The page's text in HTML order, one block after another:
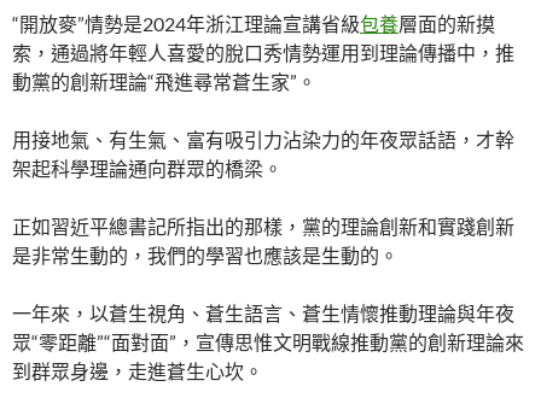
“開放麥”情勢是2024年浙江理論宣講省級包養層面的新摸
索，通過將年輕人喜愛的脫口秀情勢運用到理論傳播中，推
動黨的創新理論“飛進尋常蒼生家”。
用接地氣、有生氣、富有吸引力沾染力的年夜眾話語，才幹
架起科學理論通向群眾的橋梁。
正如習近平總書記所指出的那樣，黨的理論創新和實踐創新
是非常生動的，我們的學習也應該是生動的。
一年來，以蒼生視角、蒼生語言、蒼生情懷推動理論與年夜
眾“零距離”“面對面”，宣傳思惟文明戰線推動黨的創新理論來
到群眾身邊，走進蒼生心坎。